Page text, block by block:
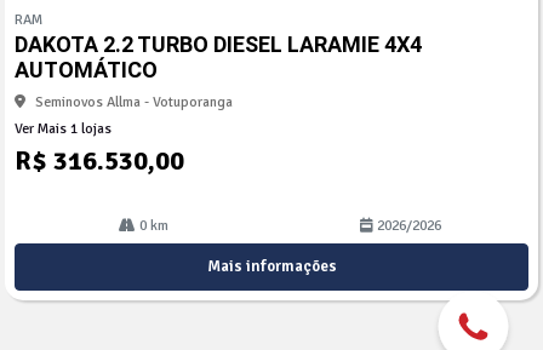
arti
lhe
RAM
DAKOTA 2.2 TURBO DIESEL LARAMIE 4X4
AUTOMÁTICO
Seminovos Allma - Votuporanga
Ver Mais 1 lojas
R$ 316.530,00
0 km 2026/2026
Mais informações